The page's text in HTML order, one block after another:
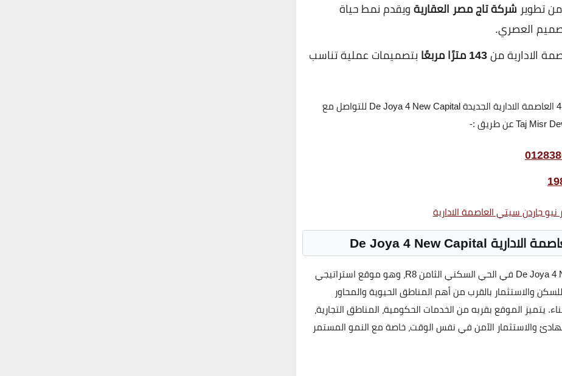
تطوير شركة تاج مصر العقاريةويقدم نمط حياة
العصري.
143 مترًا مربعًا
بتصميمات عملية تناسب
للحجز والاستعلام حول اسعار شقق كمبوند دي جويا 4 العاصمة الادارية الجديدة De Joya 4 New Capital للتواصل مع
نيو جاردن سيتي العاصمة الادارية
De Joya 4 New Capital
De Joya 4 فيالحي السكني الثامن R8
، وهو موقع استراتيجي
والاستثمار بالقرب من أهم المناطق الحيوية والمحاور
يتميز الموقع بقربه من الخدمات الحكومية، المناطق التجارية،
والاستثمار الآمن في نفس الوقت، خاصة مع النمو المستمر